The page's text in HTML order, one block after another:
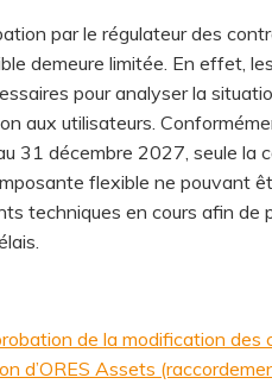
par le régulateur des
demeure limitée. En effet,
pour analyser la
aux utilisateurs.
31 décembre 2027, seule
flexible ne pouvant
techniques en cours afin
de la modification
d’ORES Assets